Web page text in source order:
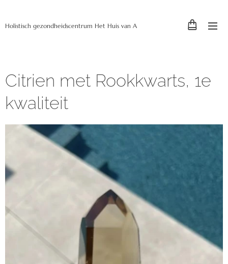
Holistisch gezondheidscentrum Het Huis van A
Citrien met Rookkwarts, 1e
kwaliteit